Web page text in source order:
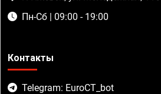
Пн-Сб | 09:00 - 19:00
Контакты
Telegram: EuroCT_bot